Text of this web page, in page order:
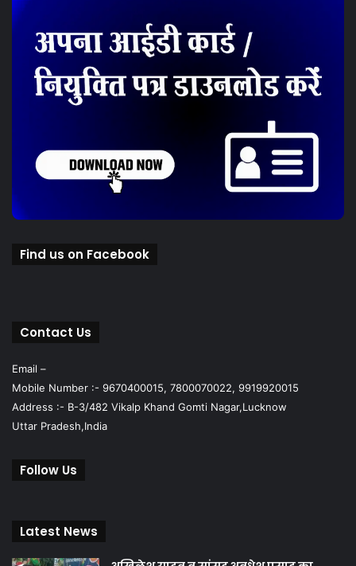
Find us on Facebook
Contact Us
Email –
Mobile Number :- 9670400015, 7800070022, 9919920015
Address :- B-3/482 Vikalp Khand Gomti Nagar,Lucknow
Uttar Pradesh,India
Follow Us
Latest News